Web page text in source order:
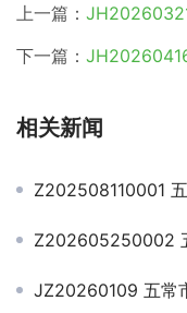
上一篇：
下一篇：
相关新闻
Z202508110001
Z202605250002
JZ20260109 五常